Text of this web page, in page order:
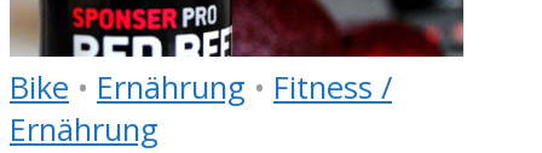
Bike • Ernährung • Fitness /
Ernährung